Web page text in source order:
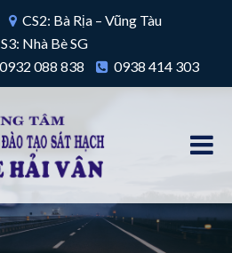
CS2: Bà Rịa – Vũng Tàu
Nhà Bè SG
0932 088 838 0938 414 303